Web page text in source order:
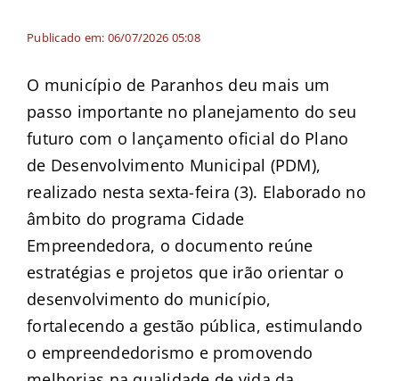
Publicado em: 06/07/2026 05:08
O município de Paranhos deu mais um
passo importante no planejamento do seu
futuro com o lançamento oficial do Plano
de Desenvolvimento Municipal (PDM),
realizado nesta sexta-feira (3). Elaborado no
âmbito do programa Cidade
Empreendedora, o documento reúne
estratégias e projetos que irão orientar o
desenvolvimento do município,
fortalecendo a gestão pública, estimulando
o empreendedorismo e promovendo